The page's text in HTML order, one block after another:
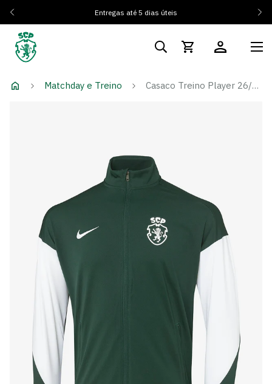
Entregas até 5 dias úteis
Matchday e Treino Casaco Treino Player 26/27